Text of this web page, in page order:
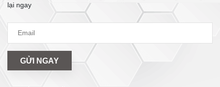
lại ngay
GỬI NGAY